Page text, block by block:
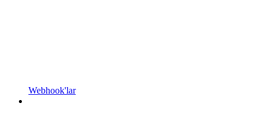
Webhook'lar